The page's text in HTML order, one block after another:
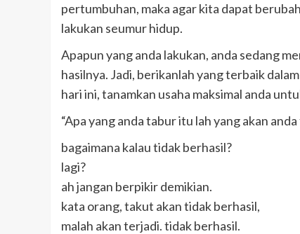
pertumbuhan, maka agar kita dapat
lakukan seumur hidup.
Apapun yang anda lakukan, anda sedang
hasilnya. Jadi, berikanlah yang terbaik
hari ini, tanamkan usaha maksimal anda
“Apa yang anda tabur itu lah yang akan anda
bagaimana kalau tidak berhasil?
lagi?
ah jangan berpikir demikian.
kata orang, takut akan tidak berhasil,
malah akan terjadi. tidak berhasil.